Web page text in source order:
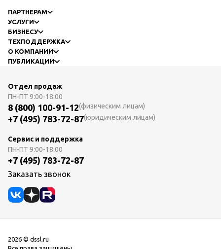
ПАРТНЕРАМ
УСЛУГИ
БИЗНЕСУ
ТЕХПОДДЕРЖКА
О КОМПАНИИ
ПУБЛИКАЦИИ
Отдел продаж
ПН-ПТ 9:00-18:00
8 (800) 100-91-12(физическим лицам)
+7 (495) 783-72-87(юридическим лицам)
Сервис и поддержка
ПН-ПТ 9:00-18:00
+7 (495) 783-72-87
Заказать звонок
2026 © dssl.ru